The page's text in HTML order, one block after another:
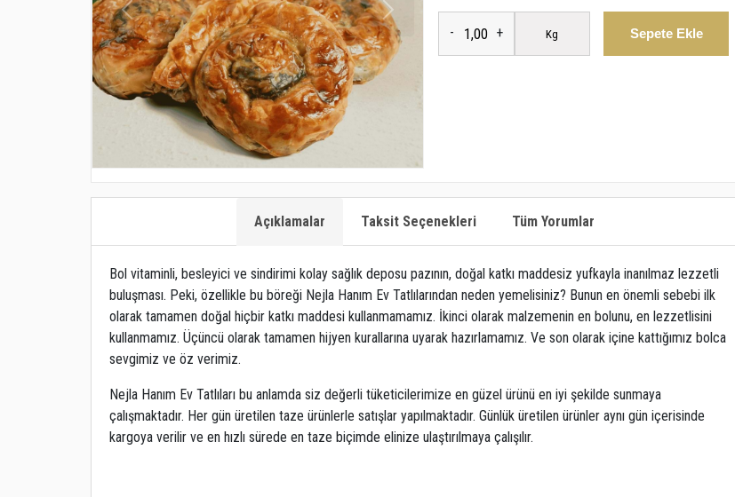
- + Kg Sepete Ekle
Açıklamalar Taksit Seçenekleri Tüm Yorumlar
Bol vitaminli, besleyici ve sindirimi kolay sağlık deposu pazının, doğal katkı maddesiz yufkayla inanılmaz lezzetli
buluşması. Peki, özellikle bu böreği Nejla Hanım Ev Tatlılarından neden yemelisiniz? Bunun en önemli sebebi ilk
olarak tamamen doğal hiçbir katkı maddesi kullanmamamız. İkinci olarak malzemenin en bolunu, en lezzetlisini
kullanmamız. Üçüncü olarak tamamen hijyen kurallarına uyarak hazırlamamız. Ve son olarak içine kattığımız bolca
sevgimiz ve öz verimiz.
Nejla Hanım Ev Tatlıları bu anlamda siz değerli tüketicilerimize en güzel ürünü en iyi şekilde sunmaya
çalışmaktadır. Her gün üretilen taze ürünlerle satışlar yapılmaktadır. Günlük üretilen ürünler aynı gün içerisinde
kargoya verilir ve en hızlı sürede en taze biçimde elinize ulaştırılmaya çalışılır.